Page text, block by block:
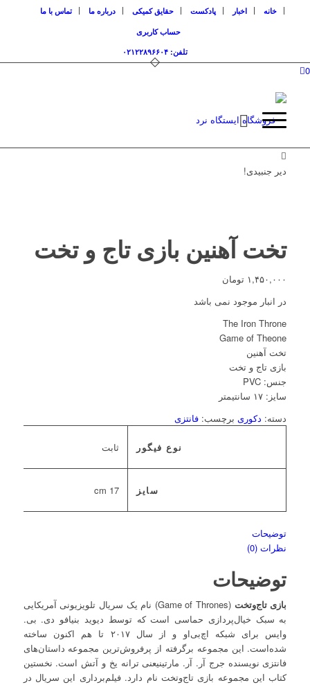
خانه اخبار پادکست حقایق کمیکی درباره ما
تماس با ما
حساب کاربری
تلفن: ۰۲۱۲۲۸۹۶۶۰۴
0
دیر جنبیدی!
تخت آهنین بازی تاج و تخت
۱,۴۵۰,۰۰۰ تومان
در انبار موجود نمی باشد
The Iron Throne
Game of Theone
تخت آهنین
بازی تاج و تخت
جنس: PVC
دسته: دکوری برچسب: فانتزی
نوع فیگور ثابت
سایز 17 cm
توضیحات
نظرات (0)
توضیحات
بازی تاج‌وتخت (
Game of Thrones) نام یک سریال تلویزیونی آمریکایی
به سبک خیال‌پردازی حماسی است که توسط دیوید بنیافو دی. بی.
وایس برای شبکه اچ‌بی‌او و از سال ۲۰۱۷ تا هم اکنون ساخته
شده‌است. این مجموعه برگرفته از پرفروش‌ترین مجموعه داستان‌های
فانتزی نویسنده جرج آر. آر. مارتینیعنیترانه یخ و آتش است. نخستین
کتاب این مجموعه بازی تاج‌وتخت نام دارد. فیلم‌برداری این سریال در